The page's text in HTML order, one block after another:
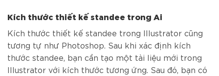
Kích thước thiết kế standee trong Ai
Kích thước thiết kế standee trong Illustrator cũng
tương tự như Photoshop. Sau khi xác định kích
thước standee, bạn cần tạo một tài liệu mới trong
Illustrator với kích thước tương ứng. Sau đó, bạn có